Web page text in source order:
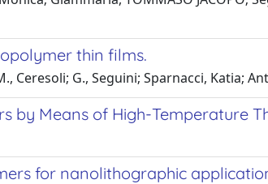
thin films.
Ceresoli; G., Seguini; Sparnacci, Katia;
by Means of High-Temperature
for nanolithographic